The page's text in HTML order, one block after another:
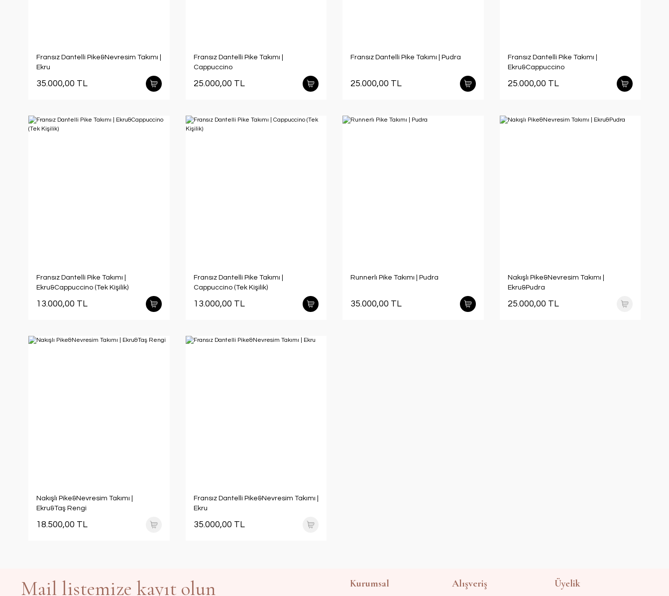
Fransız Dantelli Pike&Nevresim Takımı |
Ekru
35.000,00 TL
Fransız Dantelli Pike Takımı |
Cappuccino
25.000,00 TL
Fransız Dantelli Pike Takımı | Pudra
25.000,00 TL
Fransız Dantelli Pike Takımı |
Ekru&Cappuccino
25.000,00 TL
Fransız Dantelli Pike Takımı |
Ekru&Cappuccino (Tek Kişilik)
13.000,00 TL
Fransız Dantelli Pike Takımı |
Cappuccino (Tek Kişilik)
13.000,00 TL
Runnerlı Pike Takımı | Pudra
35.000,00 TL
Nakışlı Pike&Nevresim Takımı |
Ekru&Pudra
25.000,00 TL
Nakışlı Pike&Nevresim Takımı |
Ekru&Taş Rengi
18.500,00 TL
Fransız Dantelli Pike&Nevresim Takımı |
Ekru
35.000,00 TL
Mail listemize kayıt olun Kurumsal Alışveriş Üyelik